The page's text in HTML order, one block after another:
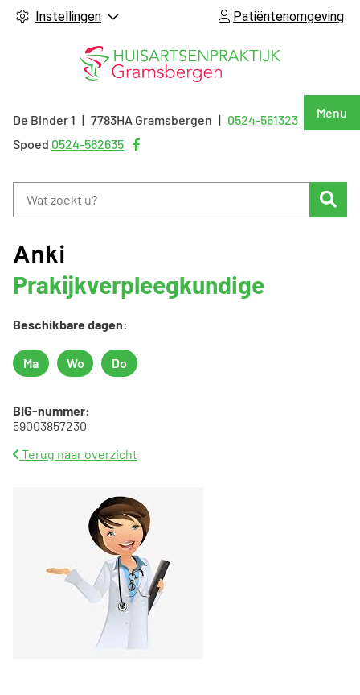
Instellingen Patiëntenomgeving
Menu
De Binder1 7783HA Gramsbergen Tel:
0524-561323
Spoed 0524-562635
pagina
Anki
Prakijkverpleegkundige
Beschikbare dagen:
Maandag
Ma Woensdag
Wo Donderdag
Do
BIG-nummer:
59003857230
Terug naar overzicht